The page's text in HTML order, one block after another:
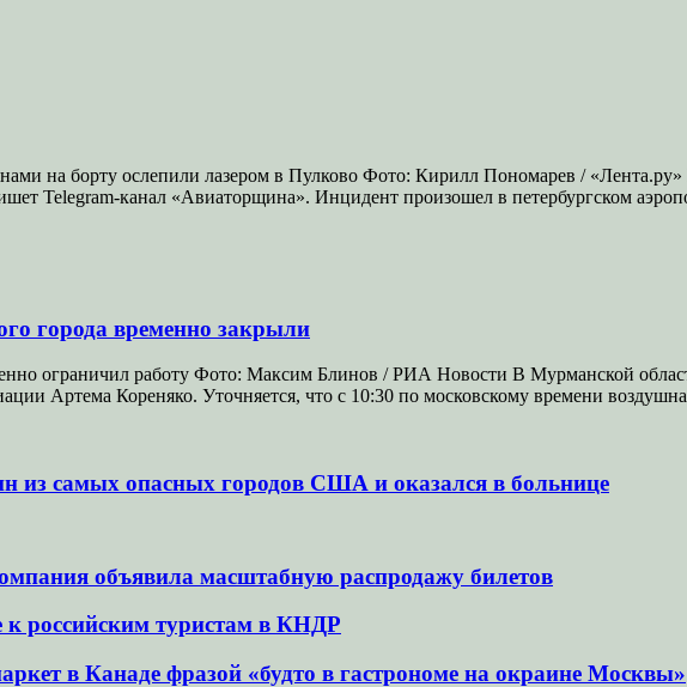
на борту ослепили лазером в Пулково Фото: Кирилл Пономарев /
Telegram-канал «Авиаторщина». Инцидент произошел в петербургском
города временно закрыли
ограничил работу Фото: Максим Блинов / РИА Новости В Мурманской
Артема Кореняко. Уточняется, что с 10:30 по московскому времени
из самых опасных городов США и оказался в больнице
объявила масштабную распродажу билетов
российским туристам в КНДР
в Канаде фразой «будто в гастрономе на окраине Москвы»